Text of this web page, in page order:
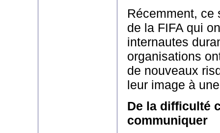
Récemment, ce
de la FIFA qui
internautes
organisations
de nouveaux
leur image à
De la difficulté
communiquer